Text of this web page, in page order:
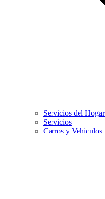
Servicios del Hogar
Servicios
Carros y Vehiculos